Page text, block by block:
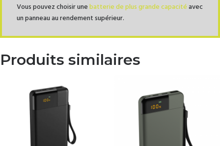
Vous pouvez choisir unebatterie de plus grande capacitéavec
un panneau au rendement supérieur.
Produits similaires